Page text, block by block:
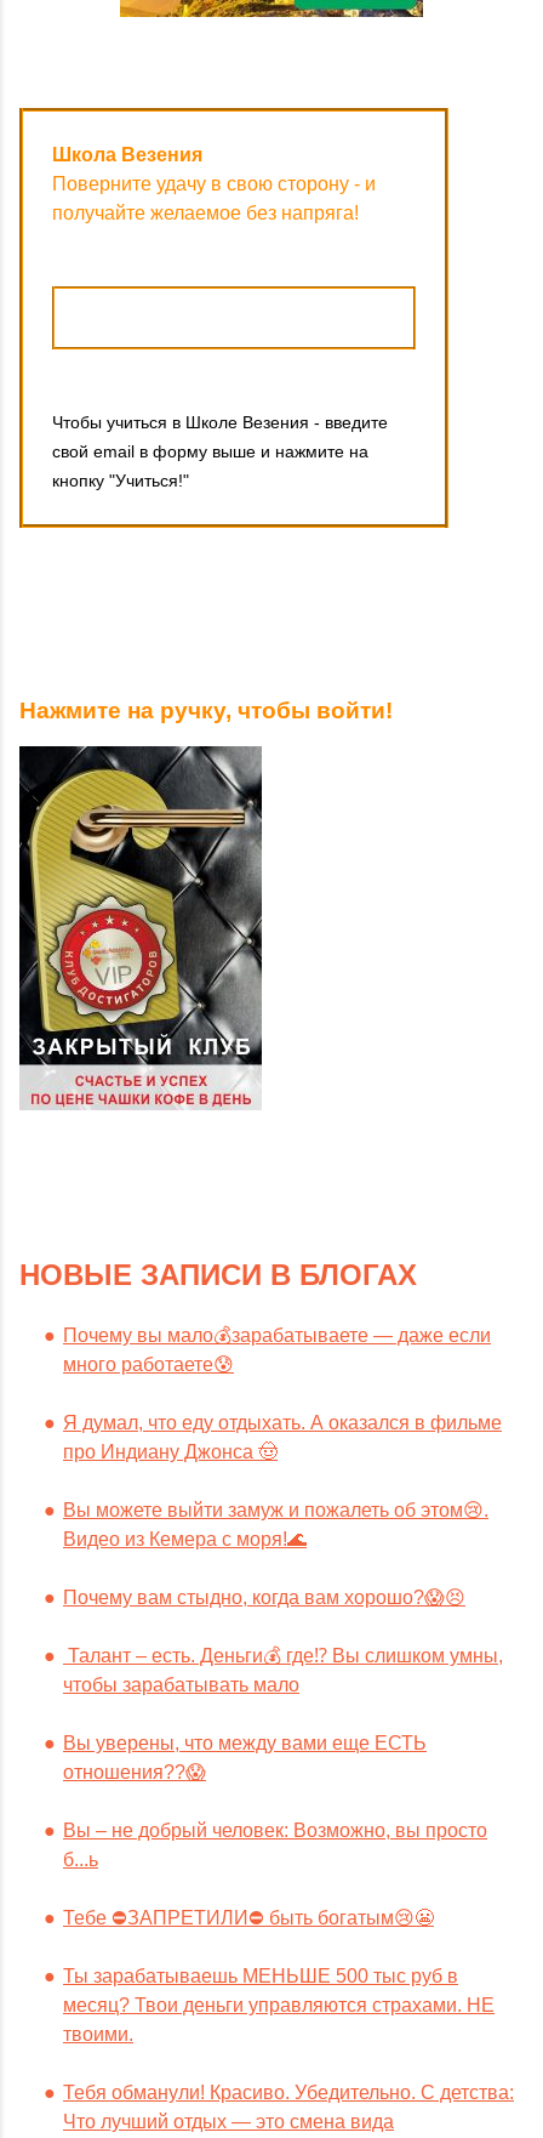
Школа Везения
Поверните удачу в свою сторону - и
получайте желаемое без напряга!
Чтобы учиться в Школе Везения - введите
свой email в форму выше и нажмите на
кнопку "Учиться!"
Нажмите на ручку, чтобы войти!
НОВЫЕ ЗАПИСИ В БЛОГАХ
Почему вы мало💰зарабатываете — даже если
много работаете😰
Я думал, что еду отдыхать. А оказался в фильме
про Индиану Джонса 🤠
Вы можете выйти замуж и пожалеть об этом😢.
Видео из Кемера с моря!🌊
Почему вам стыдно, когда вам хорошо?😱😣
Талант – есть. Деньги💰 где⁉️ Вы слишком умны,
чтобы зарабатывать мало
Вы уверены, что между вами еще ЕСТЬ
отношения??😱
Вы – не добрый человек: Возможно, вы просто
б...ь
Тебе ⛔️ЗАПРЕТИЛИ⛔️ быть богатым😢😬
Ты зарабатываешь МЕНЬШЕ 500 тыс руб в
месяц? Твои деньги управляются страхами. НЕ
твоими.
Тебя обманули! Красиво. Убедительно. С детства:
Что лучший отдых — это смена вида